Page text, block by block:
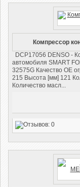
Компрессор
DCP17056 DENSO -
автомобиля SMART
32575G Качество OE
215 Высота [мм] 121
Количество масл...